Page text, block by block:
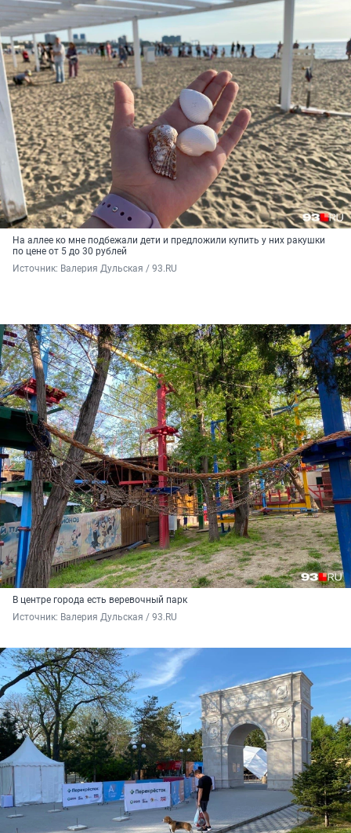
На аллее ко мне подбежали дети и предложили купить у них ракушки
по цене от 5 до 30 рублей
Источник: Валерия Дульская / 93.RU
В центре города есть веревочный парк
Источник: Валерия Дульская / 93.RU